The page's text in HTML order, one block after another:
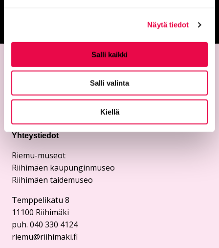
Näytä tiedot
Salli kaikki
Salli valinta
Kiellä
Siirtyy ulkoiselle
Yhteystiedot
Riemu-museot
Riihimäen kaupunginmuseo
Riihimäen taidemuseo
Temppelikatu 8
11100 Riihimäki
puh. 040 330 4124
riemu@riihimaki.fi